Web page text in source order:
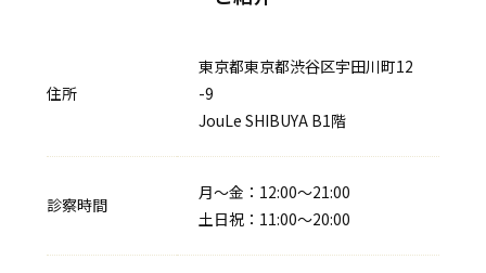
メンズ脱毛はこちら
MENS
住所
東京都東京都渋谷区宇田川町12
-9
JouLe SHIBUYA B1階
診察時間
月〜金：12:00～21:00
土日祝：11:00～20:00